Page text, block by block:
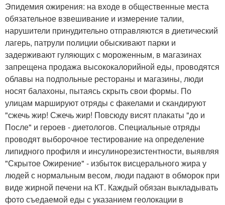
Эпидемия ожирения: на входе в общественные места
обязательное взвешивание и измерение талии,
нарушители принудительно отправляются в диетический
лагерь, патрули полиции обыскивают парки и
задерживают гуляющих с мороженным, в магазинах
запрещена продажа высококалорийной еды, проводятся
облавы на подпольные рестораны и магазины, люди
носят балахоны, пытаясь скрыть свои формы. По
улицам маршируют отряды с факелами и скандируют
"сжечь жир! Сжечь жир! Повсюду висят плакаты "до и
После" и героев - диетологов. Специальные отряды
проводят выборочное тестирование на определение
липидного профиля и инсулинорезистентности, выявляя
"Скрытое Ожирение" - избыток висцерального жира у
людей с нормальным весом, люди падают в обморок при
виде жирной печени на КТ. Каждый обязан выкладывать
фото съедаемой еды с указанием геолокации в